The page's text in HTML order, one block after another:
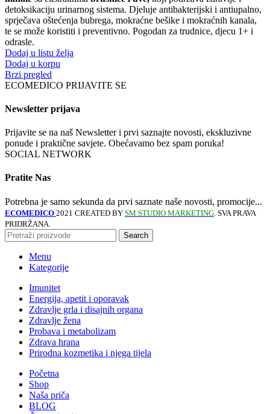
detoksikaciju urinarnog sistema. Djeluje antibakterijski i antiupalno,
sprječava oštećenja bubrega, mokraćne bešike i mokraćnih kanala,
te se može koristiti i preventivno. Pogodan za trudnice, djecu 1+ i
odrasle.
Dodaj u listu želja
Dodaj u korpu
Brzi pregled
ECOMEDICO PRIJAVITE SE
Newsletter prijava
Prijavite se na naš Newsletter i prvi saznajte novosti, ekskluzivne
ponude i praktične savjete. Obećavamo bez spam poruka!
SOCIAL NETWORK
Pratite Nas
Potrebna je samo sekunda da prvi saznate naše novosti, promocije...
ECOMEDICO 2021 CREATED BY SM STUDIO MARKETING . SVA PRAVA
PRIDRŽANA.
Search
Menu
Kategorije
Imunitet
Energija, apetit i oporavak
Zdravlje grla i disajnih organa
Zdravlje žena
Probava i metabolizam
Zdrava hrana
Prirodna kozmetika i njega tijela
Početna
Shop
Naša priča
BLOG